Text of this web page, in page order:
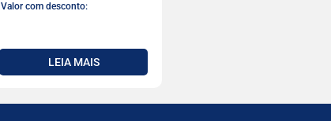
Valor com desconto:
LEIA MAIS